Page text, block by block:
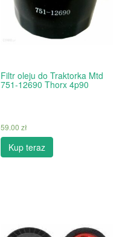
Filtr oleju do Traktorka Mtd
751-12690 Thorx 4p90
59.00 zł
Kup teraz